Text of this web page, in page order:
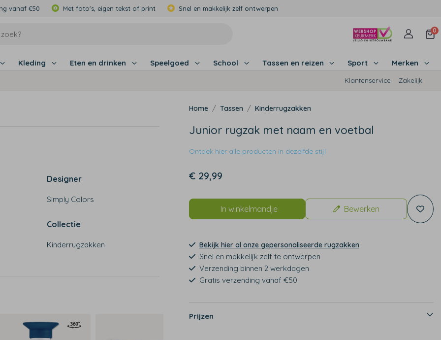
vanaf €50 Met foto's, eigen tekst of print Snel en makkelijk zelf ontwerpen
0
Kleding Eten en drinken Speelgoed School Tassen en reizen Sport Merken
Klantenservice Zakelijk
Designer
Simply Colors
Collectie
Kinderrugzakken
Tassen Kinderrugzakken
Junior rugzak met naam en voetbal
Ontdek hier alle producten in dezelfde stijl
€ 29,99
In winkelmandje Bewerken
Bekijk hier al onze gepersonaliseerde rugzakken
Snel en makkelijk zelf te ontwerpen
Verzending binnen 2 werkdagen
Gratis verzending vanaf €50
Prijzen